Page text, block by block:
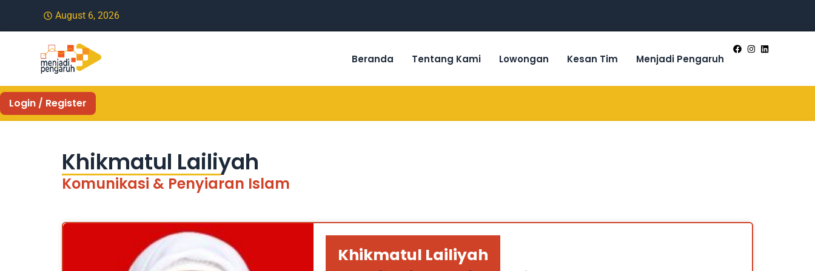
August 6, 2026
Beranda Tentang Kami Lowongan Kesan Tim Menjadi Pengaruh
Login / Register
Khikmatul Lailiyah
Komunikasi & Penyiaran Islam
Khikmatul Lailiyah